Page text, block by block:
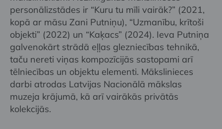
personālizstādes ir “Kuru tu mīli vairāk?” (2021,
kopā ar māsu Zani Putniņu), “Uzmanību, krītoši
objekti” (2022) un “Kaķacs” (2024). Ieva Putniņa
galvenokārt strādā eļļas glezniecības tehnikā,
taču nereti viņas kompozīcijās sastopami arī
tēlniecības un objektu elementi. Mākslinieces
darbi atrodas Latvijas Nacionālā mākslas
muzeja krājumā, kā arī vairākās privātās
kolekcijās.